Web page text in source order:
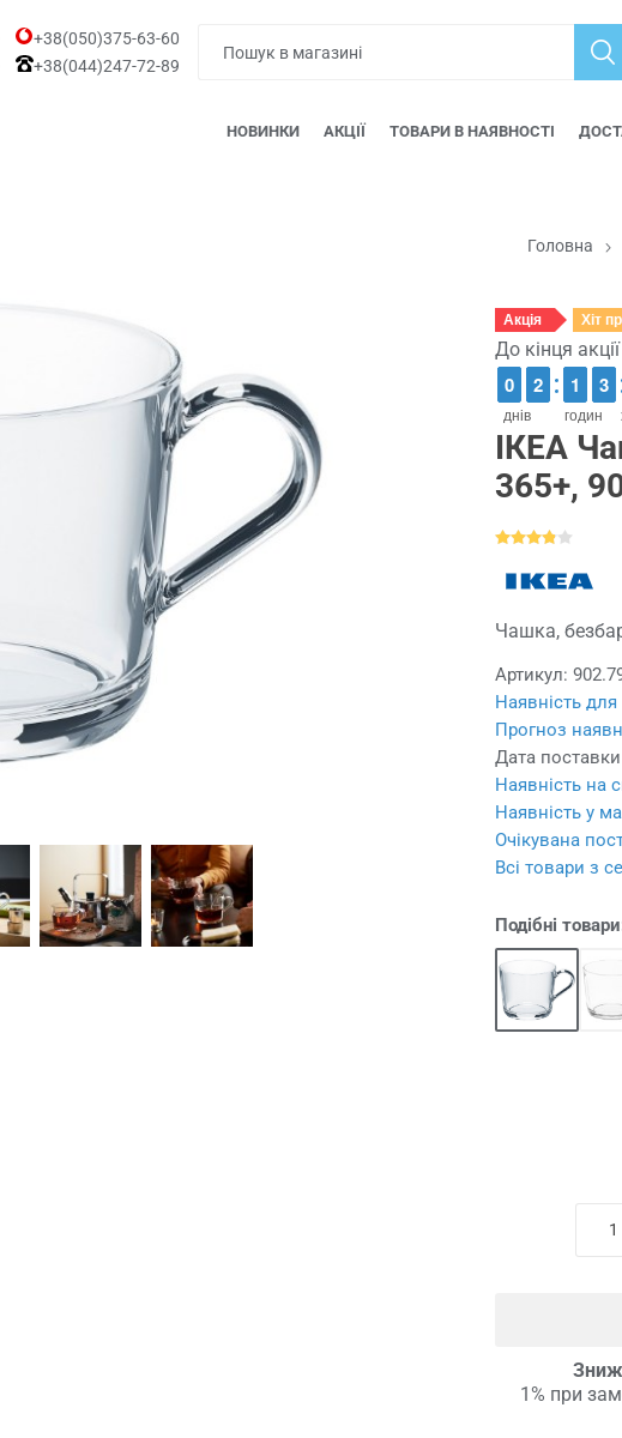
+38(050)375-63-60
+38(044)247-72-89
НОВИНКИ АКЦІЇ ТОВАРИ В НАЯВНОСТІ
Головна
Акція Хіт
До кінця
днів
9
9
0
0 1
1
2
2
годин
1
1
1
1 2
2
3
3
ІКЕА
365+,
Чашка,
Артикул:
Наявність
Прогноз
Дата
Наявність на
Наявність у
Очікувана
Всі товари з
Подібні
1% при